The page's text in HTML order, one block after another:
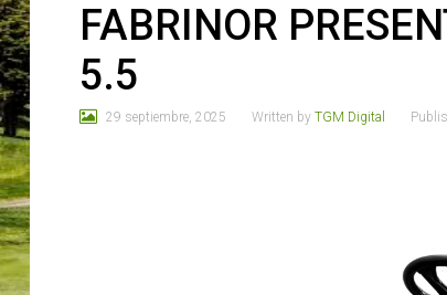
FABRINOR
5.5
29 septiembre, 2025 Written by TGM Digital